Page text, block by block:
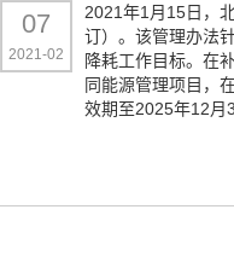
07
2021-02
2021年1月15日，
订）。该管理办法
降耗工作目标。在
同能源管理项目，
效期至2025年12